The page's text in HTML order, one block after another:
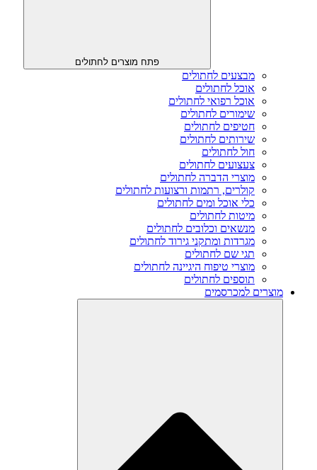
פתח מוצרים לחתולים
מבצעים לחתולים
אוכל לחתולים
אוכל רפואי לחתולים
שימורים לחתולים
חטיפים לחתולים
שירותים לחתולים
חול לחתולים
צעצועים לחתולים
מוצרי הדברה לחתולים
קולרים, רתמות ורצועות לחתולים
כלי אוכל ומים לחתולים
מיטות לחתולים
מנשאים וכלובים לחתולים
מגרדות ומתקני גירוד לחתולים
תגי שם לחתולים
מוצרי טיפוח היגיינה לחתולים
תוספים לחתולים
מוצרים למכרסמים